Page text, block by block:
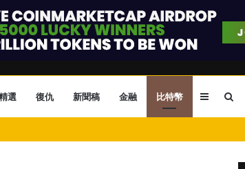
選 復仇 新聞稿 金融 比特幣 Sidebar